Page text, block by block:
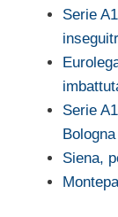
Serie
Serie
Siena,